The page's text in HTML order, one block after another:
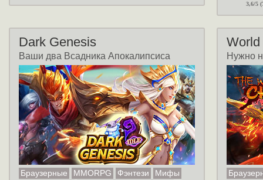
3,6/5
Dark Genesis
Ваши два Всадника Апокалипсиса
Браузерные MMORPG Фэнтези
Мифы
Нужно